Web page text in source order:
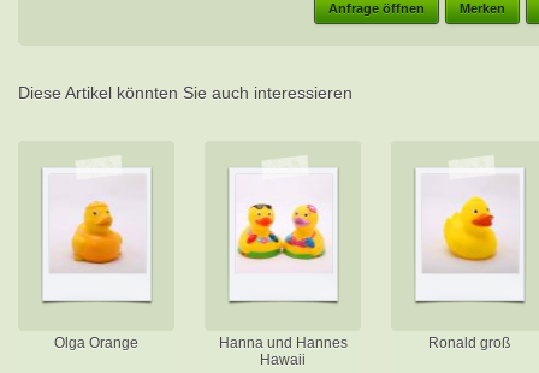
Anfrage öffnen Merken
Diese Artikel könnten Sie auch interessieren
Olga Orange
Hanna und Hannes
Hawaii
Ronald groß